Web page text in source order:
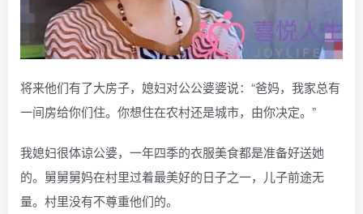
将来他们有了大房子，媳妇对公公婆婆说：“爸妈，我家总有
一间房给你们住。你想住在农村还是城市，由你决定。”
我媳妇很体谅公婆，一年四季的衣服美食都是准备好送她
的。舅舅舅妈在村里过着最美好的日子之一，儿子前途无
量。村里没有不尊重他们的。